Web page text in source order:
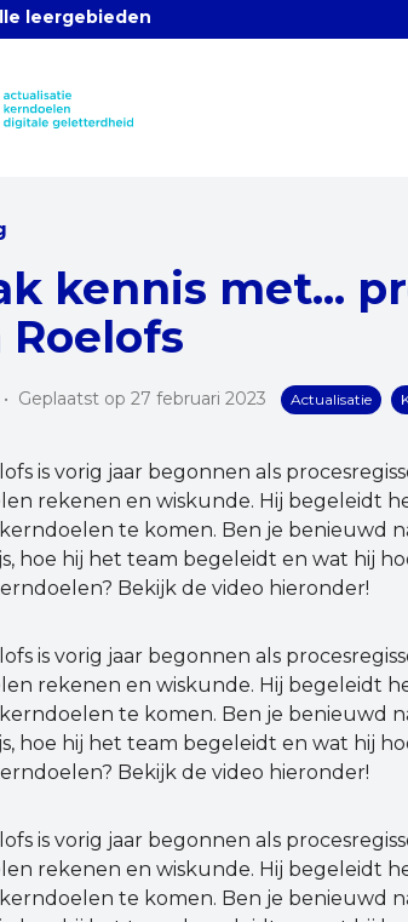
leergebieden
kennis met...
Roelofs
• Geplaatst op 27 februari 2023 Actualisatie
is vorig jaar begonnen als
rekenen en wiskunde. Hij begeleidt
te komen. Ben je benieuwd
hoe hij het team begeleidt en wat hij
Bekijk de video hieronder!
is vorig jaar begonnen als
rekenen en wiskunde. Hij begeleidt
te komen. Ben je benieuwd
hoe hij het team begeleidt en wat hij
Bekijk de video hieronder!
is vorig jaar begonnen als
rekenen en wiskunde. Hij begeleidt
te komen. Ben je benieuwd